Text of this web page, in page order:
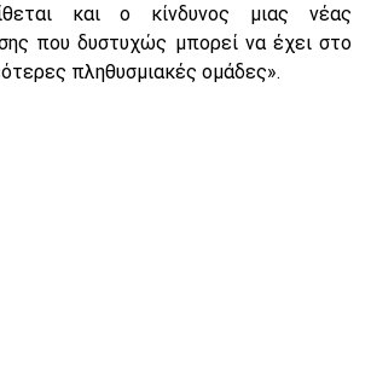
και ο κίνδυνος μιας νέας
που δυστυχώς μπορεί να έχει στο
πληθυσμιακές ομάδες».